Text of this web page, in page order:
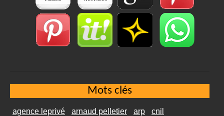
Mots clés
agence leprivé arnaud pelletier arp
cnil